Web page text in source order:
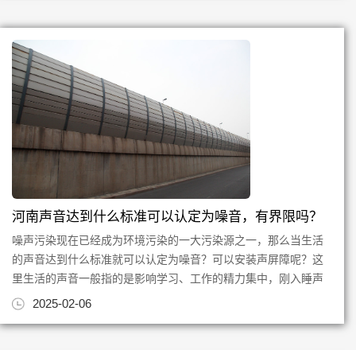
河南声音达到什么标准可以认定为噪音，有界限吗？
噪声污染现在已经成为环境污染的一大污染源之一，那么当生活
的声音达到什么标准就可以认定为噪音？可以安装声屏障呢？这
里生活的声音一般指的是影响学习、工作的精力集中，刚入睡声
音就出现，易影响睡眠并且...
2025-02-06